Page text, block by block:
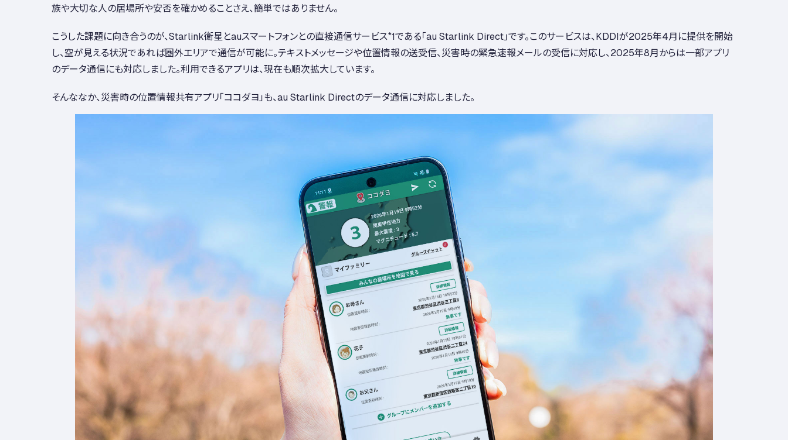
族や大切な人の居場所や安否を確かめることさえ、簡単ではありません。
こうした課題に向き合うのが、Starlink衛星とauスマートフォンとの直接通信サービス*1である「au Starlink Direct」です。このサービスは、KDDIが2025年4月に提供を開始
し、空が見える状況であれば圏外エリアで通信が可能に。テキストメッセージや位置情報の送受信、災害時の緊急速報メールの受信に対応し、2025年8月からは一部アプリ
のデータ通信にも対応しました。利用できるアプリは、現在も順次拡大しています。
そんななか、災害時の位置情報共有アプリ「ココダヨ」も、au Starlink Directのデータ通信に対応しました。